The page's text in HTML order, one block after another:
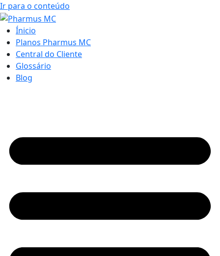
Ir para o conteúdo
Ínicio
Planos Pharmus MC
Central do Cliente
Glossário
Blog